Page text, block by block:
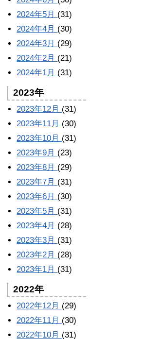
2024年5月 (31)
2024年4月 (30)
2024年3月 (29)
2024年2月 (21)
2024年1月 (31)
2023年
2023年12月 (31)
2023年11月 (30)
2023年10月 (31)
2023年9月 (23)
2023年8月 (29)
2023年7月 (31)
2023年6月 (30)
2023年5月 (31)
2023年4月 (28)
2023年3月 (31)
2023年2月 (28)
2023年1月 (31)
2022年
2022年12月 (29)
2022年11月 (30)
2022年10月 (31)